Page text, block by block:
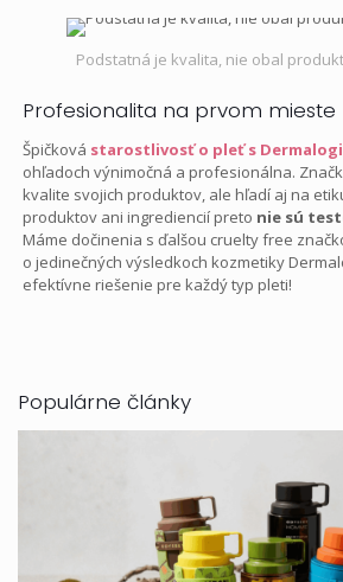
Podstatná je kvalita, nie obal
Profesionalita na prvom mieste
Špičková starostlivosť o pleť s
ohľadoch výnimočná a profesionálna.
kvalite svojich produktov, ale hľadí aj na
produktov ani ingrediencií preto nie sú
Máme dočinenia s ďalšou cruelty free
o jedinečných výsledkoch kozmetiky
efektívne riešenie pre každý typ pleti!
Populárne články